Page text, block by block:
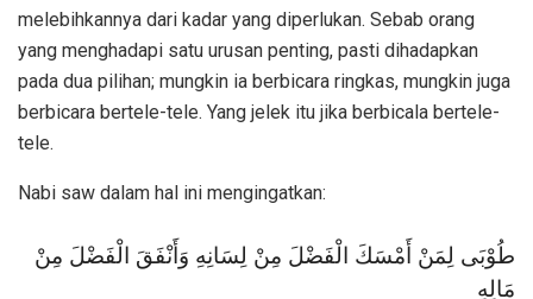
melebihkannya dari kadar yang diperlukan. Sebab orang
yang menghadapi satu urusan penting, pasti dihadapkan
pada dua pilihan; mungkin ia berbicara ringkas, mungkin juga
berbicara bertele-tele. Yang jelek itu jika berbicala bertele-
tele.
Nabi saw dalam hal ini mengingatkan:
طُوْبَى لِمَنْ أَمْسَكَ الْفَضْلَ مِنْ لِسَانِهِ وَأَنْفَقَ الْفَضْلَ مِنْ
مَالِهِ